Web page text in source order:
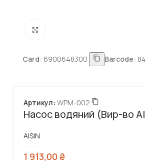
Card: 6900648300 Barcode:
Насос водяний (Вир-во
Артикул: WPM-002
AISIN
1 913,00 ₴